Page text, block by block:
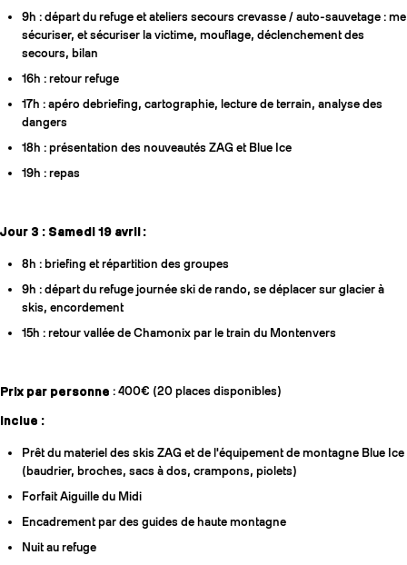
9h : départ du refuge et ateliers secours crevasse / auto-sauvetage : me
sécuriser, et sécuriser la victime, mouflage, déclenchement des
secours, bilan
16h : retour refuge
17h : apéro debriefing, cartographie, lecture de terrain, analyse des
dangers
18h : présentation des nouveautés ZAG et Blue Ice
19h : repas
Jour 3 : Samedi 19 avril :
8h : briefing et répartition des groupes
9h : départ du refuge journée ski de rando, se déplacer sur glacier à
skis, encordement
15h : retour vallée de Chamonix par le train du Montenvers
Prix par personne : 400€ (20 places disponibles)
Inclue :
Prêt du materiel des skis ZAG et de l'équipement de montagne Blue Ice
(baudrier, broches, sacs à dos, crampons, piolets)
Forfait Aiguille du Midi
Encadrement par des guides de haute montagne
Nuit au refuge